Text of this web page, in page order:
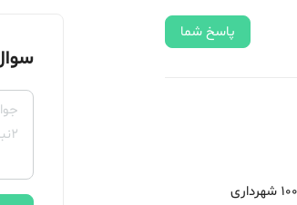
پاسخ شما